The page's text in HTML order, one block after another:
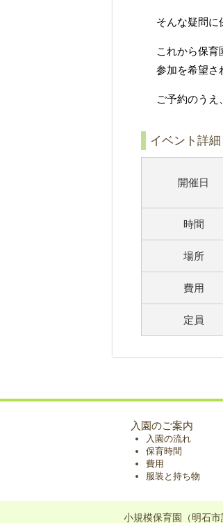
そんな疑問に
これから保育
参加を希望さ
ご予約のうえ
イベント詳細
開催日
時間
場所
費用
定員
入園のご案内
入園の流れ
保育時間
費用
服装と持ち物
小規模保育園（明石市